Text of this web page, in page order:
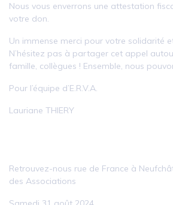
Nous vous enverrons une attestation
votre don.
Un immense merci pour votre solidarité
N’hésitez pas à partager cet appel
famille, collègues ! Ensemble, nous
Pour l’équipe d’E.R.V.A.
Lauriane THIERY
Retrouvez-nous rue de France à
des Associations